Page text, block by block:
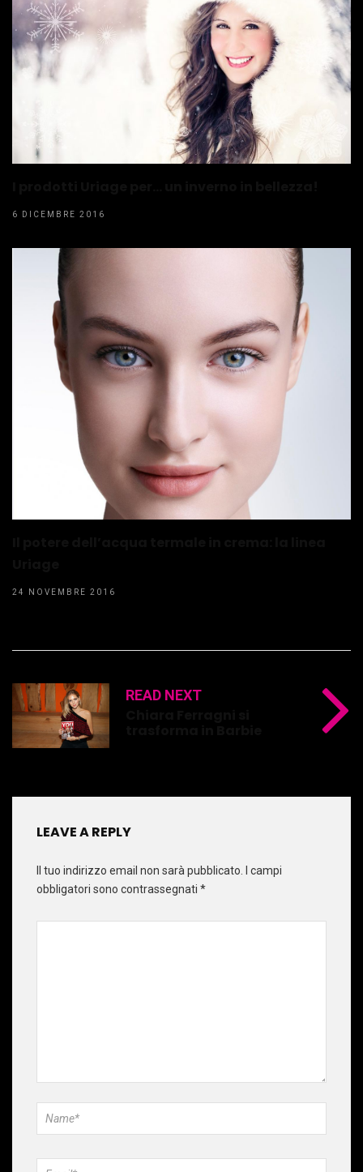
6 DICEMBRE 2016
24 NOVEMBRE 2016
READ NEXT
LEAVE A REPLY
Il tuo indirizzo email non sarà pubblicato.
I campi
obbligatori sono contrassegnati *